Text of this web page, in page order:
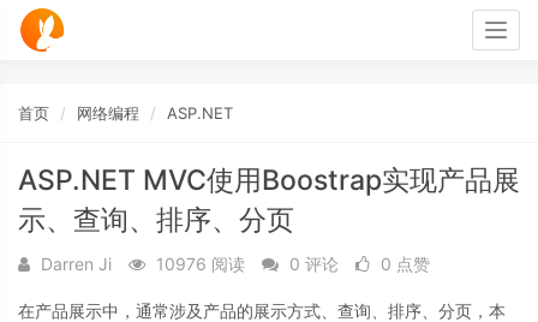
首页 网络编程 ASP.NET
ASP.NET MVC使用Boostrap实现产品展
示、查询、排序、分页
Darren Ji 10976 阅读 0 评论 0 点赞
在产品展示中，通常涉及产品的展示方式、查询、排序、分页，本